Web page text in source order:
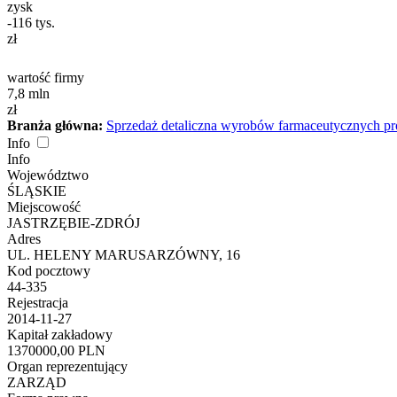
zysk
-116 tys.
zł
wartość firmy
7,8 mln
zł
Branża główna: Sprzedaż detaliczna wyrobów farmaceutycznych
Info
Info
Województwo
ŚLĄSKIE
Miejscowość
JASTRZĘBIE-ZDRÓJ
Adres
UL. HELENY MARUSARZÓWNY, 16
Kod pocztowy
44-335
Rejestracja
2014-11-27
Kapitał zakładowy
1370000,00 PLN
Organ reprezentujący
ZARZĄD